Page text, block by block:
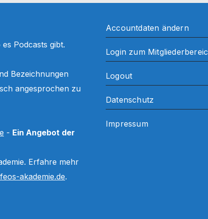
Podcasts gibt.
Bezeichnungen
angesprochen zu
- Ein Angebot der
Erfahre mehr
akademie.de.
Accountdaten ändern
Login zum
Logout
Datenschutz
Impressum